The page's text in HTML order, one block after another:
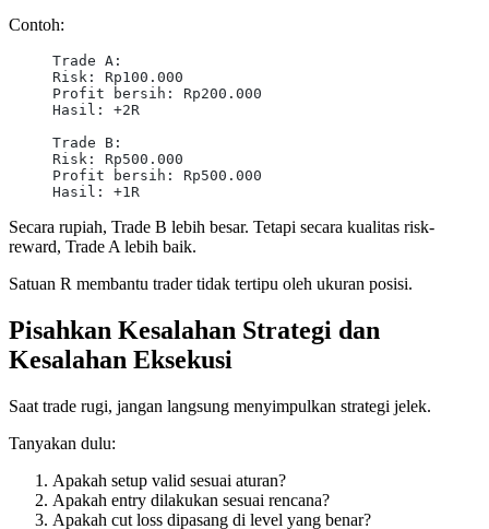
Contoh:
Trade A:
Risk: Rp100.000
Profit bersih: Rp200.000
Hasil: +2R
Trade B:
Risk: Rp500.000
Profit bersih: Rp500.000
Hasil: +1R
Secara rupiah, Trade B lebih besar. Tetapi secara kualitas risk-
reward, Trade A lebih baik.
Satuan R membantu trader tidak tertipu oleh ukuran posisi.
Pisahkan Kesalahan Strategi dan
Kesalahan Eksekusi
Saat trade rugi, jangan langsung menyimpulkan strategi jelek.
Tanyakan dulu:
Apakah setup valid sesuai aturan?
Apakah entry dilakukan sesuai rencana?
Apakah cut loss dipasang di level yang benar?